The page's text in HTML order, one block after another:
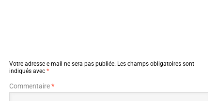
Votre adresse e-mail ne sera pas publiée. Les champs obligatoires sont
indiqués avec *
Commentaire*